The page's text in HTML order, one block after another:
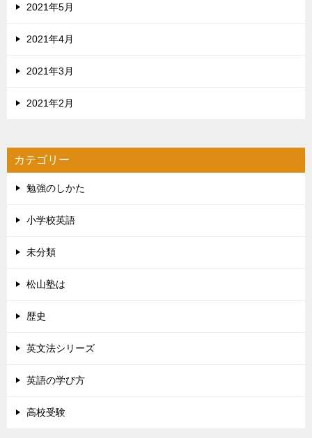
2021年5月
2021年4月
2021年3月
2021年2月
カテゴリー
勉強のしかた
小学校英語
未分類
松山塾は
歴史
英文法シリーズ
英語の学び方
高校受験